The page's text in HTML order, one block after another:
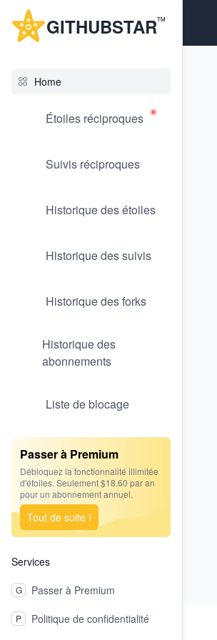
GITHUBSTARTM
Home
Étoiles réciproques
Suivis réciproques
Historique des étoiles
Historique des suivis
Historique des forks
Historique des
abonnements
Liste de blocage
Passer à Premium
Débloquez la fonctionnalité illimitée
d'étoiles. Seulement $18.60 par an
pour un abonnement annuel.
Tout de suite !
Services
G Passer à Premium
P Politique de confidentialité